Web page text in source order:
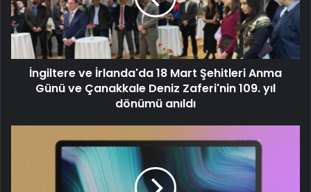
İngiltere ve İrlanda'da 18 Mart Şehitleri Anma
Günü ve Çanakkale Deniz Zaferi'nin 109. yıl
dönümü anıldı